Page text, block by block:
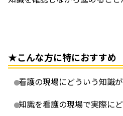
★こんな方に特におすすめ
看護の現場にどういう知識
知識を看護の現場で実際に